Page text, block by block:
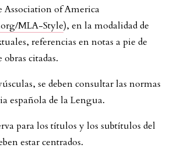
of America
MLA-Style), en la modalidad de
referencias en notas a pie de
citadas.
se deben consultar las normas
española de la Lengua.
para los títulos y los subtítulos del
estar centrados.